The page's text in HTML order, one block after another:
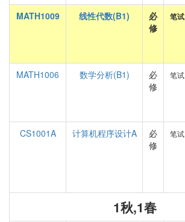
MATH1009
线性代数(B1)
必
修
笔试
MATH1006
数学分析(B1)
必
修
笔试
CS1001A
计算机程序设计A
必
修
笔试
1秋,1春